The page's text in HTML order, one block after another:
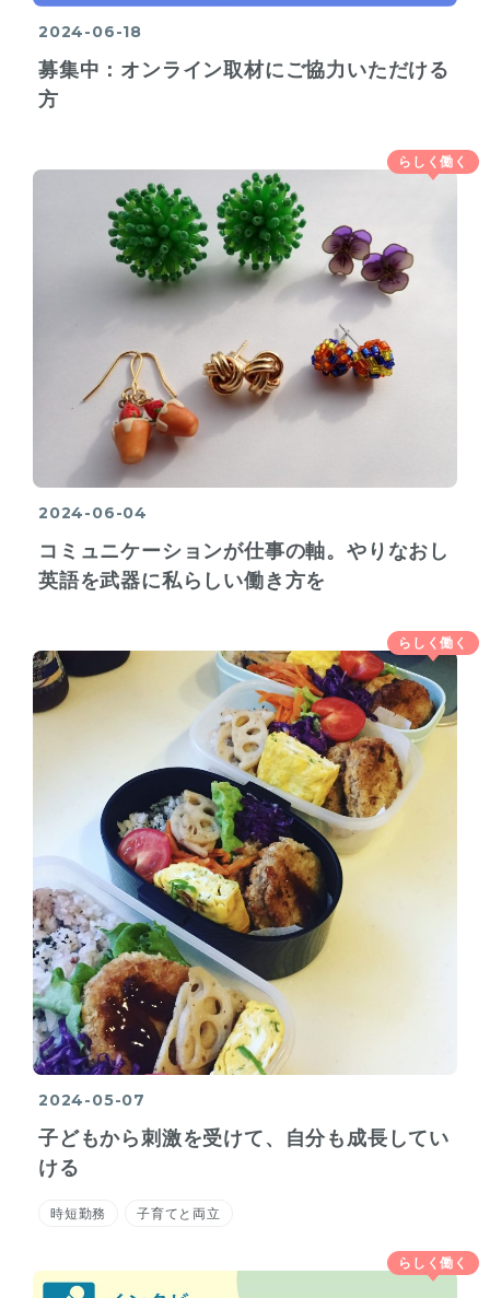
2024-06-18
募集中：オンライン取材にご協力いただける
方
2024-06-04
コミュニケーションが仕事の軸。やりなおし
英語を武器に私らしい働き方を
らしく働く
2024-05-07
子どもから刺激を受けて、自分も成長してい
ける
らしく働く
時短勤務 子育てと両立
らしく働く